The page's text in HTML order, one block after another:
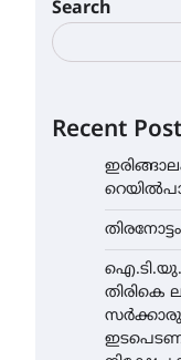
Search
Recent
ഐ.ടി.യു.
തിരികെ